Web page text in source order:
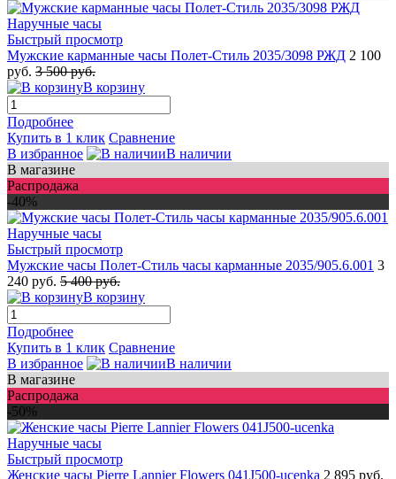
Быстрый просмотр
Мужские карманные часы Полет-Стиль 2035/3098 РЖД 2 100
руб. 3 500 руб.
В корзину
Подробнее
Купить в 1 клик Сравнение
В избранное
В наличии
В магазине
Распродажа
-40%
Быстрый просмотр
Мужские часы Полет-Стиль часы карманные 2035/905.6.001 3
240 руб. 5 400 руб.
В корзину
Подробнее
Купить в 1 клик Сравнение
В избранное
В наличии
В магазине
Распродажа
-50%
Быстрый просмотр
Женские часы Pierre Lannier Flowers 041J500-ucenka 2 895 руб.